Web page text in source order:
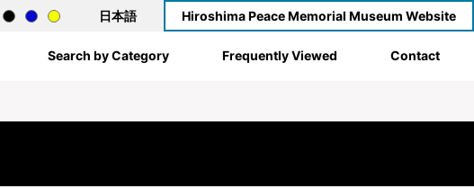
日本語 Hiroshima Peace Memorial Museum Website
Search by Category Frequently Viewed Contact